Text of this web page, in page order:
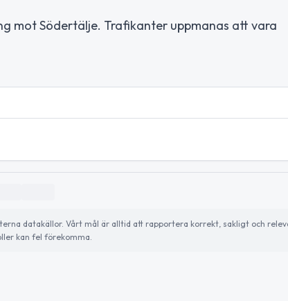
mot Södertälje. Trafikanter uppmanas att vara
datakällor. Vårt mål är alltid att rapportera korrekt, sakligt och
kan fel förekomma.